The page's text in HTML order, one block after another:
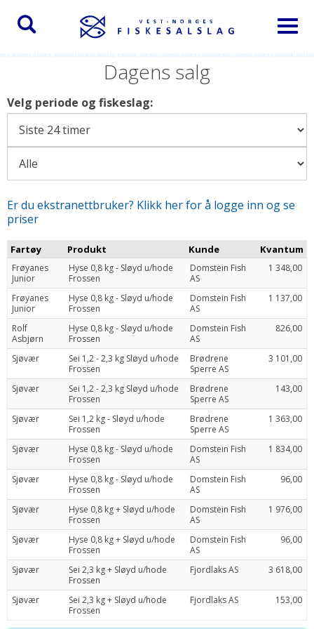
Toggle
Dagens salg
Velg periode og fiskeslag:
Er du ekstranettbruker? Klikk her for å logge inn og se
priser
Fartøy Produkt Kunde Kvantum
Frøyanes
Junior
Hyse 0,8 kg - Sløyd u/hode
Frossen
Domstein Fish
AS
1 348,00
Frøyanes
Junior
Hyse 0,8 kg - Sløyd u/hode
Frossen
Domstein Fish
AS
1 137,00
Rolf
Asbjørn
Hyse 0,8 kg - Sløyd u/hode
Frossen
Domstein Fish
AS
826,00
Sjøvær
Sei 1,2 - 2,3 kg Sløyd u/hode
Frossen
Brødrene
Sperre AS
3 101,00
Sjøvær
Sei 1,2 - 2,3 kg Sløyd u/hode
Frossen
Brødrene
Sperre AS
143,00
Sjøvær
Sei 1,2 kg - Sløyd u/hode
Frossen
Brødrene
Sperre AS
1 363,00
Sjøvær
Hyse 0,8 kg - Sløyd u/hode
Frossen
Domstein Fish
AS
1 834,00
Sjøvær
Hyse 0,8 kg - Sløyd u/hode
Frossen
Domstein Fish
AS
96,00
Sjøvær
Hyse 0,8 kg + Sløyd u/hode
Frossen
Domstein Fish
AS
1 976,00
Sjøvær
Hyse 0,8 kg + Sløyd u/hode
Frossen
Domstein Fish
AS
96,00
Sjøvær
Sei 2,3 kg + Sløyd u/hode
Frossen
Fjordlaks AS 3 618,00
Sjøvær
Sei 2,3 kg + Sløyd u/hode
Frossen
Fjordlaks AS 153,00